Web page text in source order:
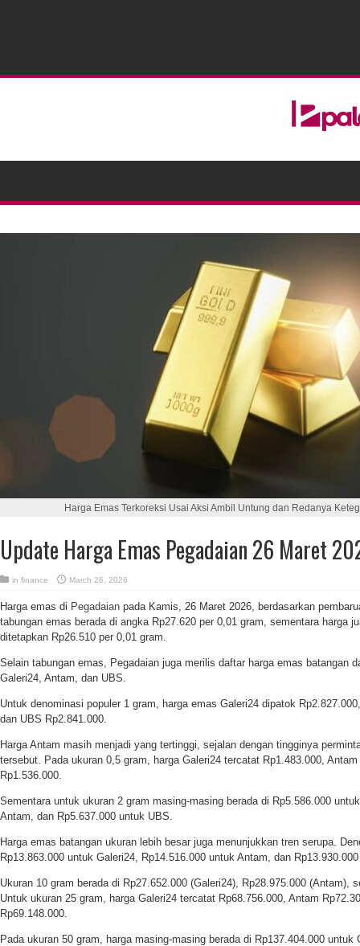
Harga Emas Terkoreksi Usai Aksi Ambil Untung dan Redanya
Update Harga Emas Pegadaian 26 Maret
in finance March 26, 2026
Harga emas di Pegadaian pada Kamis, 26 Maret 2026, berdasarkan
tabungan emas berada di angka Rp27.620 per 0,01 gram, sementara harga
ditetapkan Rp26.510 per 0,01 gram.
Selain tabungan emas, Pegadaian juga merilis daftar harga emas batangan
Galeri24, Antam, dan UBS.
Untuk denominasi populer 1 gram, harga emas Galeri24 dipatok
dan UBS Rp2.841.000.
Harga Antam masih menjadi yang tertinggi, sejalan dengan tingginya
tersebut. Pada ukuran 0,5 gram, harga Galeri24 tercatat Rp1.483.000,
Rp1.536.000.
Sementara untuk ukuran 2 gram masing-masing berada di Rp5.586.000
Antam, dan Rp5.637.000 untuk UBS.
Harga emas batangan ukuran lebih besar juga menunjukkan tren serupa.
Rp13.863.000 untuk Galeri24, Rp14.516.000 untuk Antam, dan
Ukuran 10 gram berada di Rp27.652.000 (Galeri24), Rp28.975.000 (Antam),
Untuk ukuran 25 gram, harga Galeri24 tercatat Rp68.756.000, Antam
Rp69.148.000.
Pada ukuran 50 gram, harga masing-masing berada di Rp137.404.000 untuk